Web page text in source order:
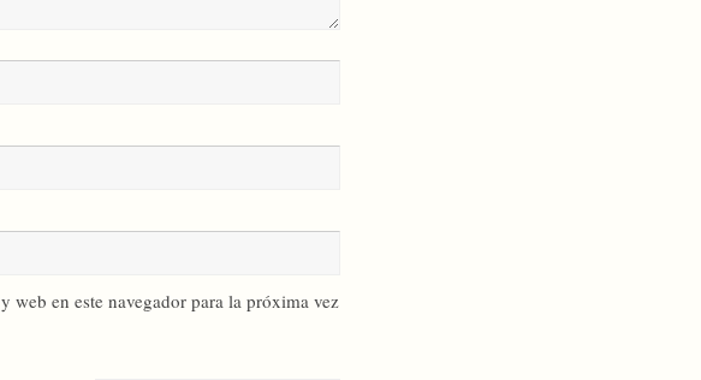
en este navegador para la próxima vez